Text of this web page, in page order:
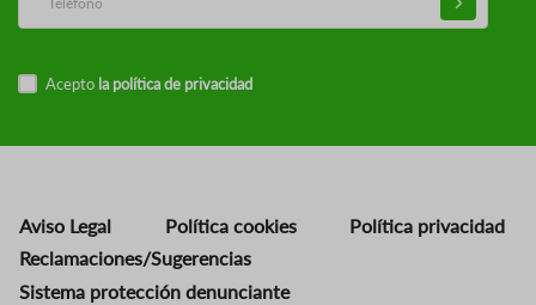
Acepto la política de privacidad
Aviso Legal Política cookies
Política privacidad
Reclamaciones/Sugerencias
Sistema protección denunciante